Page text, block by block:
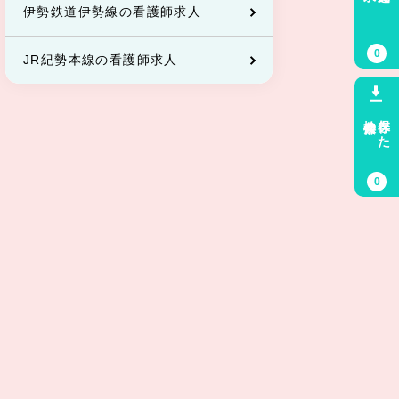
伊勢鉄道伊勢線の看護師求人
JR紀勢本線の看護師求人 0
保存した
0